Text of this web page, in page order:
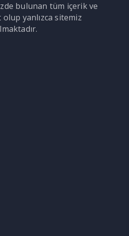
bulunan tüm içerik ve
yanlızca sitemiz